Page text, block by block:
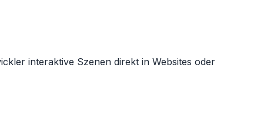
interaktive Szenen direkt in Websites oder